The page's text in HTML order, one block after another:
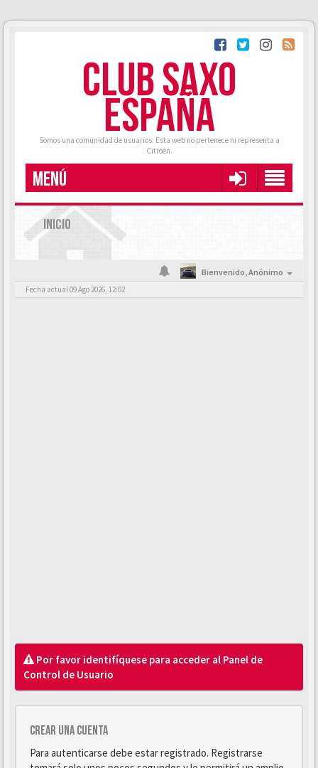
CLUB SAXO
ESPAÑA
Somos una comunidad de usuarios. Esta web no pertenece ni representa a
Citroën.
MENÚ
INICIO
Bienvenido,Anónimo
Fecha actual 09 Ago 2026, 12:02
Por favor identifíquese para acceder al Panel de
Control de Usuario
Crear una cuenta
Para autenticarse debe estar registrado. Registrarse